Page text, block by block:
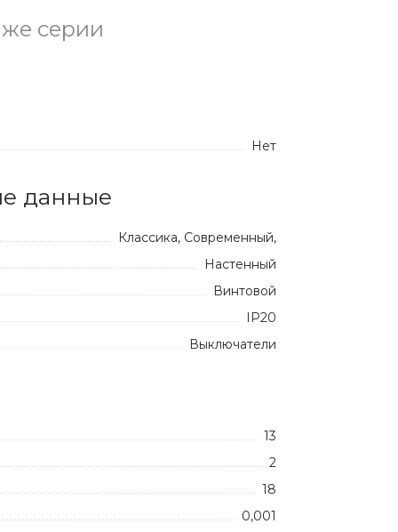
серии
Нет
данные
Классика, Современный,
Настенный
Винтовой
IP20
Выключатели
13
2
18
0,001